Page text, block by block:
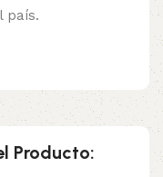
país.
Producto: